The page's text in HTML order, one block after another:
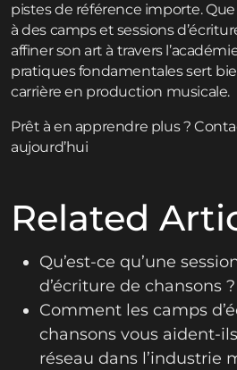
pistes de référence importe.
à des camps et sessions
affiner son art à travers l’
pratiques fondamentales sert
carrière en production musicale.
Prêt à en apprendre plus ?
aujourd’hui
Related
Qu’est-ce qu’une
d’écriture de chansons ?
Comment les camps
chansons vous aident-
réseau dans l’industrie